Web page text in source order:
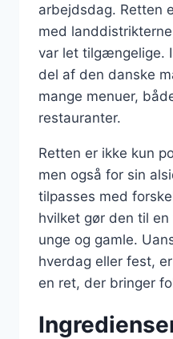
arbejdsdag. Retten
med
var let tilgængelige.
del af den danske
mange menuer,
restauranter.
Retten er ikke kun
men også for sin
tilpasses med
hvilket gør den til
unge og gamle.
hverdag eller fest,
en ret, der bringer